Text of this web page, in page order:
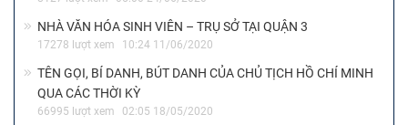
NHÀ VĂN HÓA SINH VIÊN – TRỤ SỞ TẠI QUẬN 3
17278 lượt xem 10:24 11/06/2020
TÊN GỌI, BÍ DANH, BÚT DANH CỦA CHỦ TỊCH HỒ CHÍ MINH
QUA CÁC THỜI KỲ
66995 lượt xem 02:05 18/05/2020